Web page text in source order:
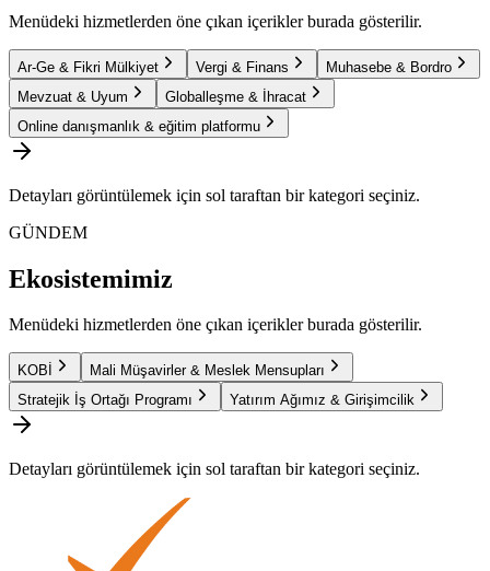
Menüdeki hizmetlerden öne çıkan içerikler burada gösterilir.
Ar-Ge & Fikri Mülkiyet Vergi & Finans
Muhasebe & Bordro
Mevzuat & Uyum
Globalleşme & İhracat
Online danışmanlık & eğitim platformu
Detayları görüntülemek için sol taraftan bir kategori seçiniz.
GÜNDEM
Ekosistemimiz
Menüdeki hizmetlerden öne çıkan içerikler burada gösterilir.
KOBİ
Mali Müşavirler & Meslek Mensupları
Stratejik İş Ortağı Programı
Yatırım Ağımız & Girişimcilik
Detayları görüntülemek için sol taraftan bir kategori seçiniz.